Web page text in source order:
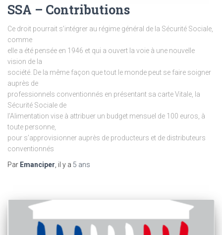
SSA – Contributions
Ce droit pourrait s’intégrer au régime général de la Sécurité Sociale,
comme
elle a été pensée en 1946 et qui a ouvert la voie à une nouvelle
vision de la
société. De la même façon que tout le monde peut se faire soigner
auprès de
professionnels conventionnés en présentant sa carte Vitale, la
Sécurité Sociale de
l’Alimentation vise à attribuer un budget mensuel de 100 euros, à
toute personne,
pour s’approvisionner auprès de producteurs et de distributeurs
conventionnés
Par Emanciper , il y a 5 ans